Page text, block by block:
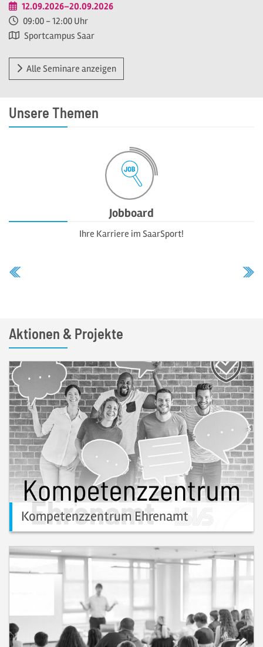
12.09.2026–20.09.2026
09:00 - 12:00 Uhr
Sportcampus Saar
Alle Seminare anzeigen
Unsere Themen
Jobboard
Ihre Karriere im SaarSport!
Aktionen & Projekte
Kompetenzzentrum Ehrenamt